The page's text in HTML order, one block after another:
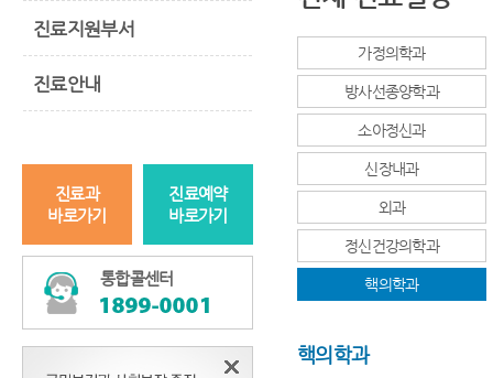
진료지원부서
진료안내
진료과
바로가기
진료예약
바로가기
통합콜센터
가정의학과
방사선종양학과
소아정신과
신장내과
외과
정신건강의학과
핵의학과
핵의학과